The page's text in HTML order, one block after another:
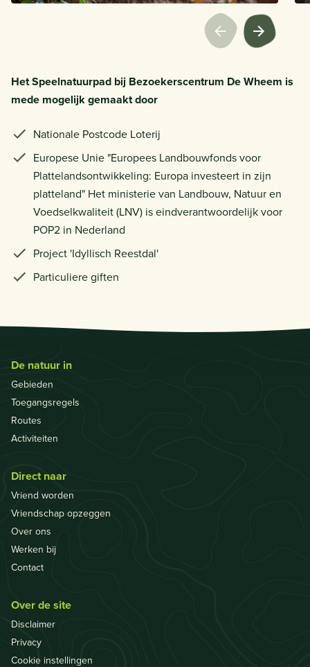
Het Speelnatuurpad bij Bezoekerscentrum De Wheem is
mede mogelijk gemaakt door
Nationale Postcode Loterij
Europese Unie "Europees Landbouwfonds voor
Plattelandsontwikkeling: Europa investeert in zijn
platteland" Het ministerie van Landbouw, Natuur en
Voedselkwaliteit (LNV) is eindverantwoordelijk voor
POP2 in Nederland
Project 'Idyllisch Reestdal'
Particuliere giften
De natuur in
Gebieden
Toegangsregels
Routes
Activiteiten
Direct naar
Vriend worden
Vriendschap opzeggen
Over ons
Werken bij
Contact
Over de site
Disclaimer
Privacy
Cookie instellingen